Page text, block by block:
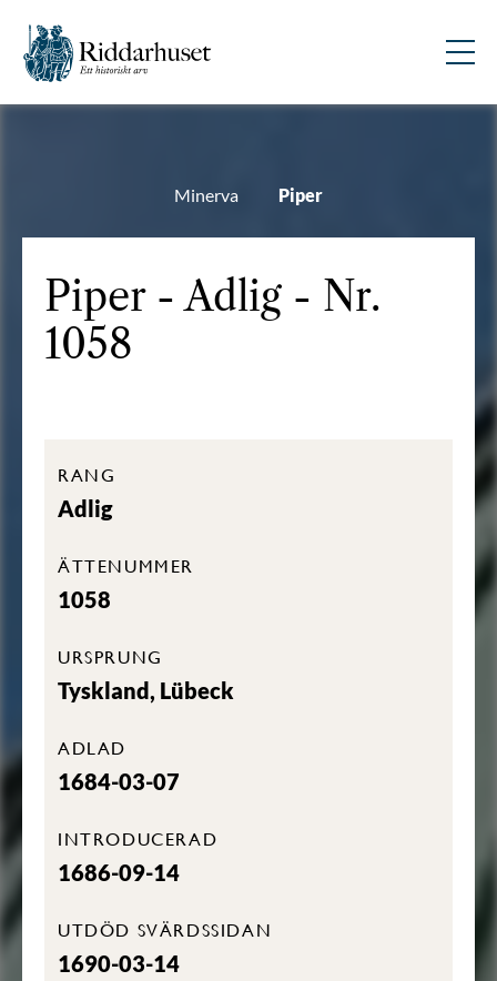
Minerva Piper
Piper - Adlig - Nr.
1058
RANG
Adlig
ÄTTENUMMER
1058
URSPRUNG
Tyskland, Lübeck
ADLAD
1684-03-07
INTRODUCERAD
1686-09-14
UTDÖD SVÄRDSSIDAN
1690-03-14